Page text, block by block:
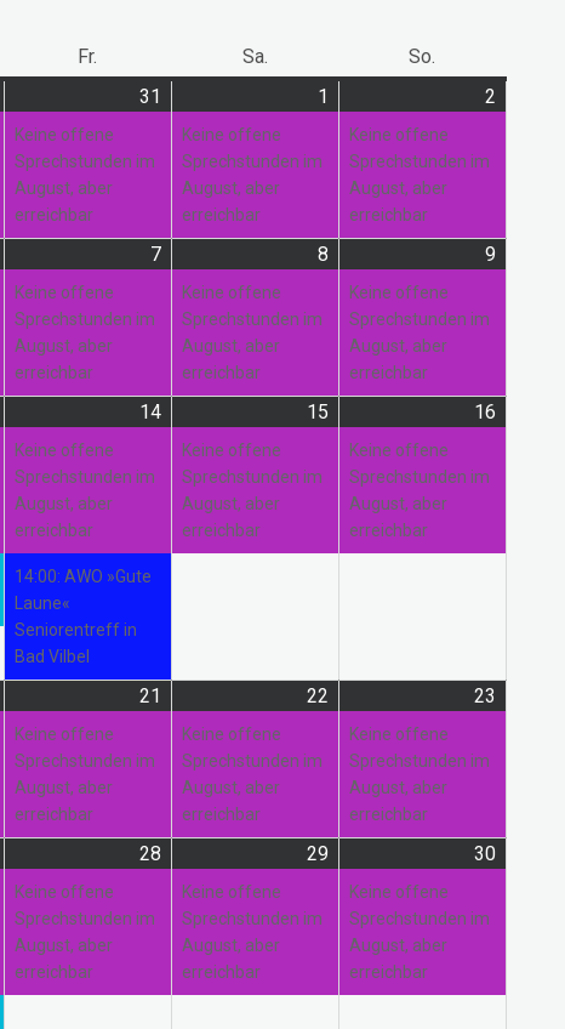
Fr. Sa. So.
Juli
2026
Veranstaltung)
31
Juli
2026
Veranstaltung)
Keine offene
Sprechstunden im
August, aber
erreichbar
1
August
2026
Veranstaltung)
Keine offene
Sprechstunden im
August, aber
erreichbar
2
Keine offene
Sprechstunden im
August, aber
erreichbar
August
2026
Veranstaltung)
7
August
2026
Veranstaltung)
Keine offene
Sprechstunden im
August, aber
erreichbar
8
August
2026
Veranstaltung)
Keine offene
Sprechstunden im
August, aber
erreichbar
9
Keine offene
Sprechstunden im
August, aber
erreichbar
August
2026
Veranstaltungen)
14
August
2026
Veranstaltungen)
Keine offene
Sprechstunden im
August, aber
erreichbar
14:00: AWO »Gute
Laune«
Seniorentreff in
Bad Vilbel
15
August
2026
Veranstaltung)
Keine offene
Sprechstunden im
August, aber
erreichbar
16
Keine offene
Sprechstunden im
August, aber
erreichbar
August
2026
Veranstaltung)
21
August
2026
Veranstaltung)
Keine offene
Sprechstunden im
August, aber
erreichbar
22
August
2026
Veranstaltung)
Keine offene
Sprechstunden im
August, aber
erreichbar
23
Keine offene
Sprechstunden im
August, aber
erreichbar
August
2026
Veranstaltungen)
28
August
2026
Veranstaltung)
Keine offene
Sprechstunden im
August, aber
erreichbar
29
August
2026
Veranstaltung)
Keine offene
Sprechstunden im
August, aber
erreichbar
30
Keine offene
Sprechstunden im
August, aber
erreichbar